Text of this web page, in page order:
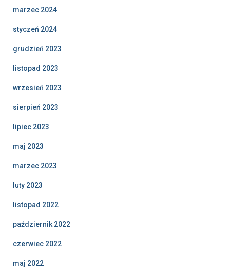
marzec 2024
styczeń 2024
grudzień 2023
listopad 2023
wrzesień 2023
sierpień 2023
lipiec 2023
maj 2023
marzec 2023
luty 2023
listopad 2022
październik 2022
czerwiec 2022
maj 2022